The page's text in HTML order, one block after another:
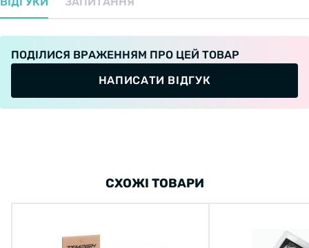
ПОДІЛИСЯ ВРАЖЕННЯМ ПРО ЦЕЙ ТОВАР
НАПИСАТИ ВІДГУК
СХОЖІ ТОВАРИ